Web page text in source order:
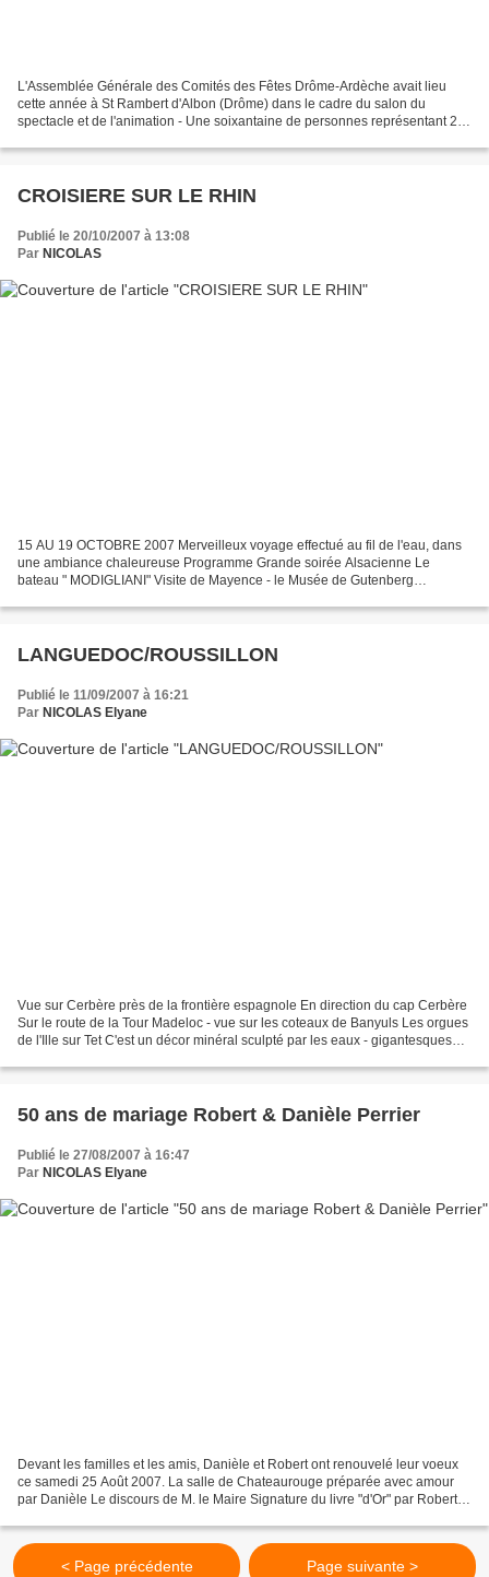
L'Assemblée Générale des Comités des Fêtes Drôme-Ardèche avait lieu
cette année à St Rambert d'Albon (Drôme) dans le cadre du salon du
spectacle et de l'animation - Une soixantaine de personnes représentant 24
CROISIERE SUR LE RHIN
Publié le 20/10/2007 à 13:08
Par NICOLAS
15 AU 19 OCTOBRE 2007 Merveilleux voyage effectué au fil de l'eau, dans
une ambiance chaleureuse Programme Grande soirée Alsacienne Le
bateau " MODIGLIANI" Visite de Mayence - le Musée de Gutenberg
LANGUEDOC/ROUSSILLON
Publié le 11/09/2007 à 16:21
Par NICOLAS Elyane
Vue sur Cerbère près de la frontière espagnole En direction du cap Cerbère
Sur le route de la Tour Madeloc - vue sur les coteaux de Banyuls Les orgues
de l'Ille sur Tet C'est un décor minéral sculpté par les eaux - gigantesques
50 ans de mariage Robert & Danièle Perrier
Publié le 27/08/2007 à 16:47
Par NICOLAS Elyane
Devant les familles et les amis, Danièle et Robert ont renouvelé leur voeux
ce samedi 25 Août 2007. La salle de Chateaurouge préparée avec amour
par Danièle Le discours de M. le Maire Signature du livre "d'Or" par Robert
< Page précédente Page suivante >